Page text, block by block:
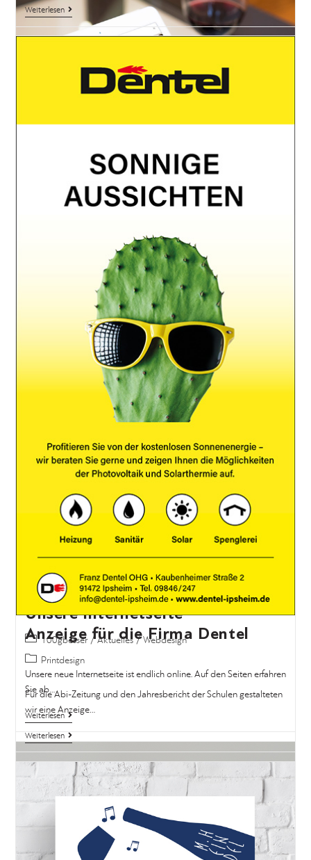
Internetrelaunch mit Shop
Der Winzerhof Engel steht für charakterstarke Weine mit gutem
Aroma. Passend dazu…
Unsere Internetseite
100gbesser / Aktuelles / Webdesign
Unsere neue Internetseite ist endlich online. Auf den Seiten erfahren
Sie ab…
Weiterlesen